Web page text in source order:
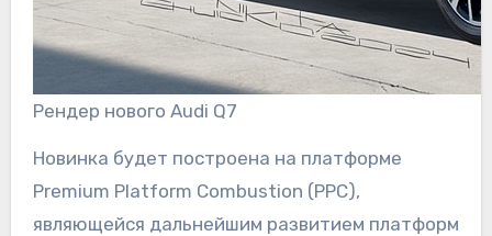
Рендер нового Audi Q7
Новинка будет построена на платформе
Premium Platform Combustion (PPC),
являющейся дальнейшим развитием платформ